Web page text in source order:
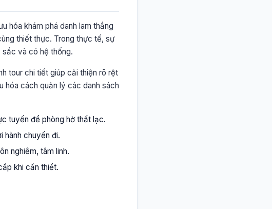
hóa khám phá danh lam thắng
thiết thực. Trong thực tế, sự
sắc và có hệ thống.
tour chi tiết giúp cải thiện rõ rệt
hóa cách quản lý các danh sách
tuyến để phòng hờ thất lạc.
hành chuyến đi.
nghiêm, tâm linh.
khi cần thiết.